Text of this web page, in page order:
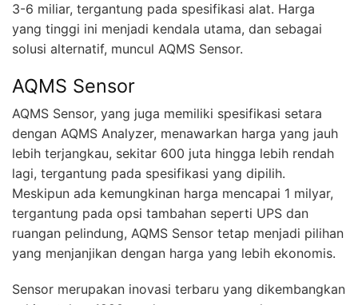
3-6 miliar, tergantung pada spesifikasi alat. Harga
yang tinggi ini menjadi kendala utama, dan sebagai
solusi alternatif, muncul AQMS Sensor.
AQMS Sensor
AQMS Sensor, yang juga memiliki spesifikasi setara
dengan AQMS Analyzer, menawarkan harga yang jauh
lebih terjangkau, sekitar 600 juta hingga lebih rendah
lagi, tergantung pada spesifikasi yang dipilih.
Meskipun ada kemungkinan harga mencapai 1 milyar,
tergantung pada opsi tambahan seperti UPS dan
ruangan pelindung, AQMS Sensor tetap menjadi pilihan
yang menjanjikan dengan harga yang lebih ekonomis.
Sensor merupakan inovasi terbaru yang dikembangkan